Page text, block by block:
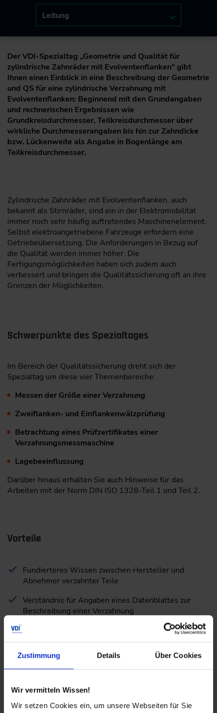
Zustimmung Details Über Cookies
Wir vermitteln Wissen!
Wir setzen Cookies ein, um unsere Webseiten für Sie
Leitung
Der VDI-Spezialtag „Geometrie und Qualität für
zylindrische Zahnräder mit Evolventenflanken“ gibt
Ihnen einen Einblick in eine Beschreibung der Geometrie
und QS für eine zylindrische Verzahnung mit
Evolventenflanken: Beginnend mit den Grundangaben
und rechnerischen Ergebnissen wie
Grundkreisdurchmesser, Teilkreisdurchmesser über
wirkliche Durchmesserangaben bis hin zur Zahndicke
bzw. Lückenweite als Angabe in Bogenlänge am
Teilkreisdurchmesser.
Zylindrische Zahnräder mit Evolventenflanken, auch
bekannt als Stirnräder, sind ein in der Elektromobilität
immer noch sehr häufig auftretendes Maschinenelement.
Selbst elektroangetriebene Fahrzeuge erfordern eine
Getriebeübersetzung. Die Anforderungen in Bezug auf
die Qualität werden immer höher. Die
Fertigungsmöglichkeiten haben sich zudem auch
verbessert und bringen die Qualitätssicherung oft an ihre
Grenzen der Möglichkeiten.
Schwerpunkte des Spezialtages
Im Bereich der Qualitätssicherung dreht sich der
Spezialtag um diese vier Themenbereiche:
Messen der Größe einer Verzahnung
Zweiflanken- und Einflankenwälzprüfung
Betrachtung eines Prüfzertifikates einer
Verzahnungsmessmaschine
Lagebeeinflussung
Darüber hinaus erhalten Sie auch Hinweise für das
Arbeiten mit der Norm DIN ISO 1328-Teil 1 und Teil 2.
Vorteile
Fundierteres Wissen zwischen Hersteller und
Abnehmer verzahnter Teile
Verständnis für Angaben eines Datenblattes zur
Beschreibung einer Verzahnung
Erkennen der Nutzen von unterschiedlichen
Prüfverfahren
Neue Verfahren in Herstellung & Prüfverfahren von
Verzahnungen besser verstehen